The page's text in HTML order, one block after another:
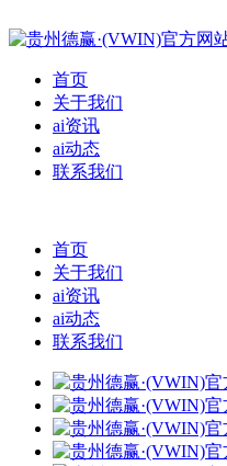
首页
关于我们
ai资讯
ai动态
联系我们
首页
关于我们
ai资讯
ai动态
联系我们